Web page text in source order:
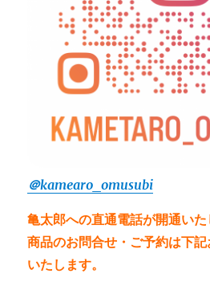
＠kamearo_omusubi
亀太郎への直通電話が開通いた
商品のお問合せ・ご予約は下
いたします。